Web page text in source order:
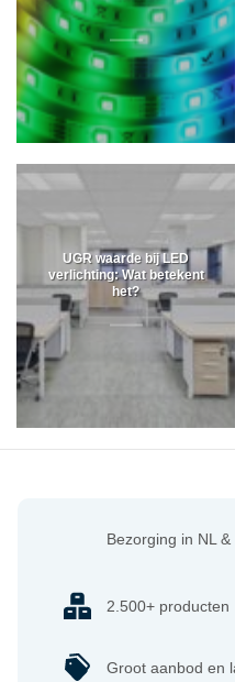
UGR waarde bij LED
verlichting: Wat betekent
het?
Bezorging in NL &
2.500+ producten
Groot aanbod en